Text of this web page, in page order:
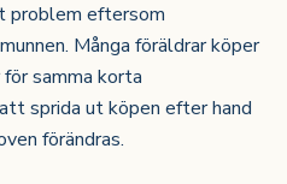
problem eftersom
Många föräldrar köper
samma korta
sprida ut köpen efter hand
förändras.